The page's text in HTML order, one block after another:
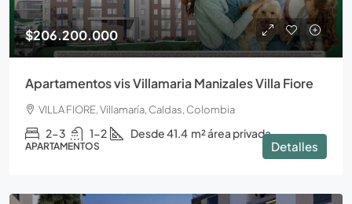
$206.200.000
Apartamentos vis Villamaria Manizales Villa Fiore
VILLA FIORE, Villamaría, Caldas, Colombia
2-3 1-2 Desde 41.4 m² área privada
APARTAMENTOS Detalles